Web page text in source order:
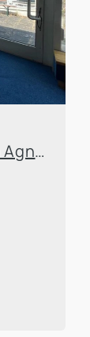
Lichtdurchflutetes Office im Agnesviertel